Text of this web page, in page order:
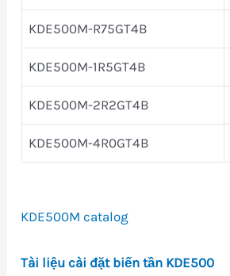
KDE500M-R75GT4B
KDE500M-1R5GT4B
KDE500M-2R2GT4B
KDE500M-4R0GT4B
KDE500M catalog
Tài liệu cài đặt biến tần KDE500